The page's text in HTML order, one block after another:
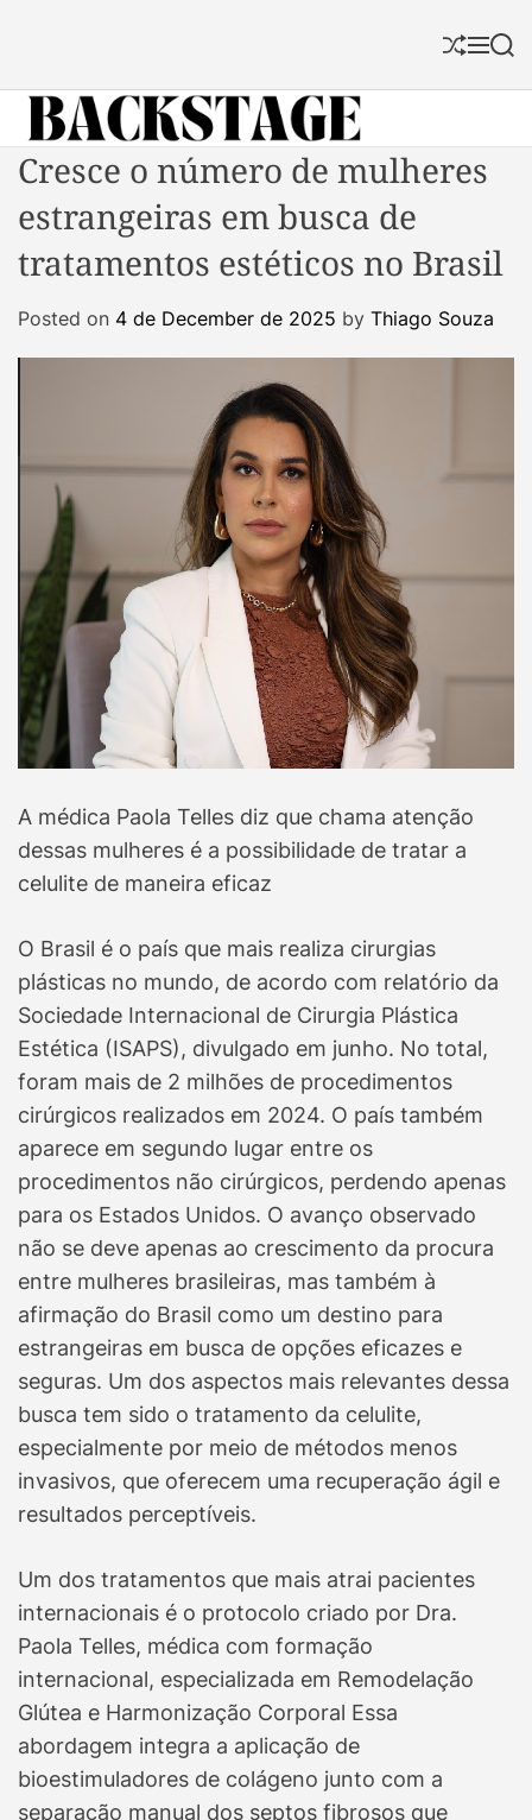
S
f
l
M S
c
B
a
c
k
s
t
Cresce o número de mulheres
estrangeiras em busca de
tratamentos estéticos no Brasil
Posted on 4 de December de 2025 by Thiago Souza
A médica Paola Telles diz que chama atenção
dessas mulheres é a possibilidade de tratar a
celulite de maneira eficaz
O Brasil é o país que mais realiza cirurgias
plásticas no mundo, de acordo com relatório da
Sociedade Internacional de Cirurgia Plástica
Estética (ISAPS), divulgado em junho. No total,
foram mais de 2 milhões de procedimentos
cirúrgicos realizados em 2024. O país também
aparece em segundo lugar entre os
procedimentos não cirúrgicos, perdendo apenas
para os Estados Unidos. O avanço observado
não se deve apenas ao crescimento da procura
entre mulheres brasileiras, mas também à
afirmação do Brasil como um destino para
estrangeiras em busca de opções eficazes e
seguras. Um dos aspectos mais relevantes dessa
busca tem sido o tratamento da celulite,
especialmente por meio de métodos menos
invasivos, que oferecem uma recuperação ágil e
resultados perceptíveis.
Um dos tratamentos que mais atrai pacientes
internacionais é o protocolo criado por Dra.
Paola Telles, médica com formação
internacional, especializada em Remodelação
Glútea e Harmonização Corporal Essa
abordagem integra a aplicação de
bioestimuladores de colágeno junto com a
separação manual dos septos fibrosos que